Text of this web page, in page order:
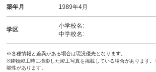
築年月 1989年4月
学区
小学校名:
中学校名:
※各種情報と差異がある場合は現況優先となります。
※建物竣工時に撮影した竣工写真を掲載している場合があります
能性があります。